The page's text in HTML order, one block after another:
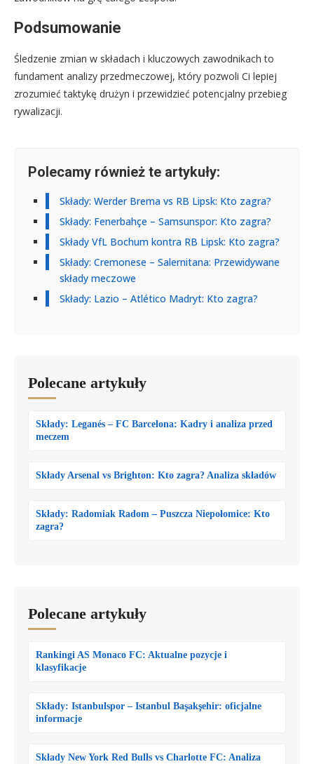
Podsumowanie
Śledzenie zmian w składach i kluczowych zawodnikach to
fundament analizy przedmeczowej, który pozwoli Ci lepiej
zrozumieć taktykę drużyn i przewidzieć potencjalny przebieg
rywalizacji.
Polecamy również te artykuły:
Składy: Werder Brema vs RB Lipsk: Kto zagra?
Składy: Fenerbahçe – Samsunspor: Kto zagra?
Składy VfL Bochum kontra RB Lipsk: Kto zagra?
Składy: Cremonese – Salernitana: Przewidywane
składy meczowe
Składy: Lazio – Atlético Madryt: Kto zagra?
Polecane artykuły
Składy: Leganés – FC Barcelona: Kadry i analiza przed
meczem
Składy Arsenal vs Brighton: Kto zagra? Analiza składów
Składy: Radomiak Radom – Puszcza Niepołomice: Kto
zagra?
Polecane artykuły
Rankingi AS Monaco FC: Aktualne pozycje i
klasyfikacje
Składy: Istanbulspor – Istanbul Başakşehir: oficjalne
informacje
Składy New York Red Bulls vs Charlotte FC: Analiza